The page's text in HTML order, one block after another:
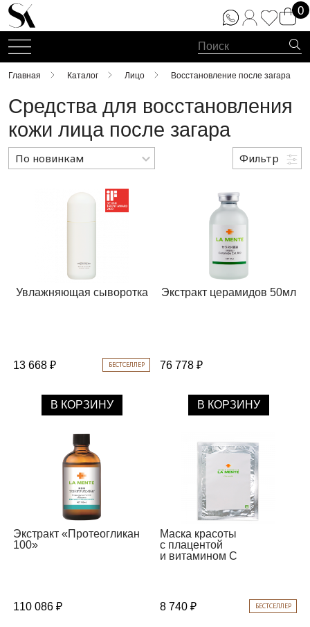
0
Главная Каталог Лицо Восстановление после загара
Средства для восстановления
кожи лица после загара
По новинкам
По популярности
По возрастанию цены
Фильтр
БЕСТСЕЛЛЕР
Увлажняющая сыворотка
13 668 ₽
В КОРЗИНУ
Экстракт церамидов 50мл
76 778 ₽
В КОРЗИНУ
Экстракт «Протеогликан
100»
110 086 ₽ БЕСТСЕЛЛЕР
Маска красоты
с плацентой
и витамином С
8 740 ₽